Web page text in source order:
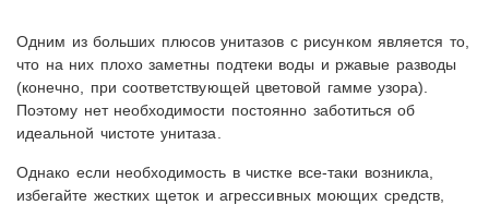
Одним из больших плюсов унитазов с рисунком является то,
что на них плохо заметны подтеки воды и ржавые разводы
(конечно, при соответствующей цветовой гамме узора).
Поэтому нет необходимости постоянно заботиться об
идеальной чистоте унитаза.
Однако если необходимость в чистке все-таки возникла,
избегайте жестких щеток и агрессивных моющих средств,